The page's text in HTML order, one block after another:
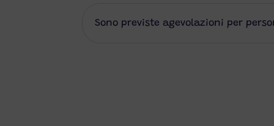
Sono previste agevolazioni per